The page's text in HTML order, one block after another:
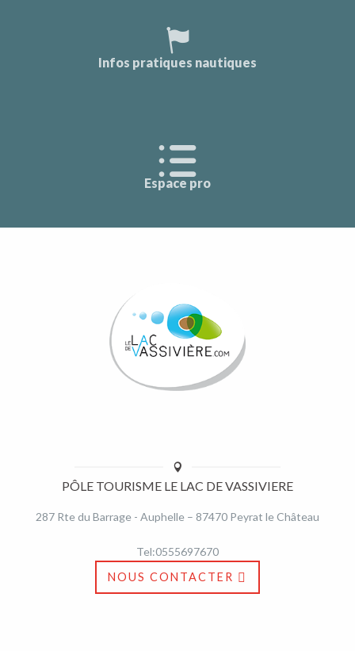
Infos pratiques nautiques
Espace pro
PÔLE TOURISME LE LAC DE VASSIVIERE
287 Rte du Barrage - Auphelle – 87470 Peyrat le Château
Tel:0555697670
NOUS CONTACTER